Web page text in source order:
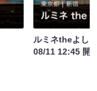
ルミネtheよし
08/11 12:45 開